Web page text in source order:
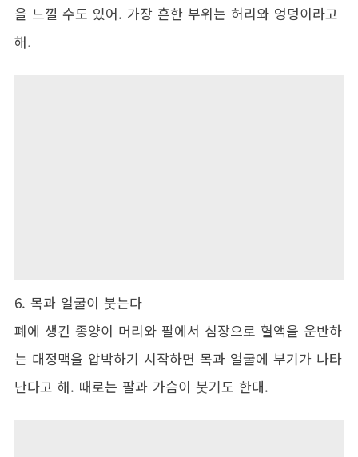
을 느낄 수도 있어. 가장 흔한 부위는 허리와 엉덩이라고
해.
6. 목과 얼굴이 붓는다
폐에 생긴 종양이 머리와 팔에서 심장으로 혈액을 운반하
는 대정맥을 압박하기 시작하면 목과 얼굴에 부기가 나타
난다고 해. 때로는 팔과 가슴이 붓기도 한대.